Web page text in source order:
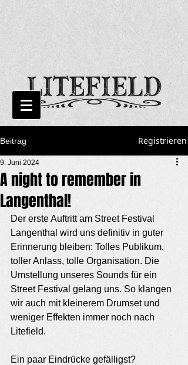
Beitrag Registrieren
A night to remember in
Langenthal!
9. Juni 2024
Der erste Auftritt am Street Festival
Langenthal wird uns definitiv in guter
Erinnerung bleiben: Tolles Publikum,
toller Anlass, tolle Organisation. Die
Umstellung unseres Sounds für ein
Street Festival gelang uns. So klangen
wir auch mit kleinerem Drumset und
weniger Effekten immer noch nach
Litefield.
Ein paar Eindrücke gefälligst?